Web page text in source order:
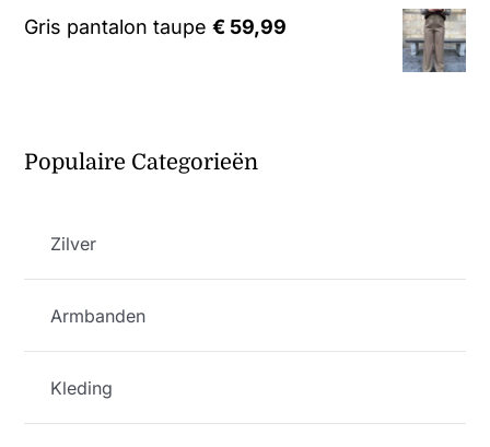
Gris pantalon taupe € 59,99
Populaire Categorieën
Zilver
Armbanden
Kleding